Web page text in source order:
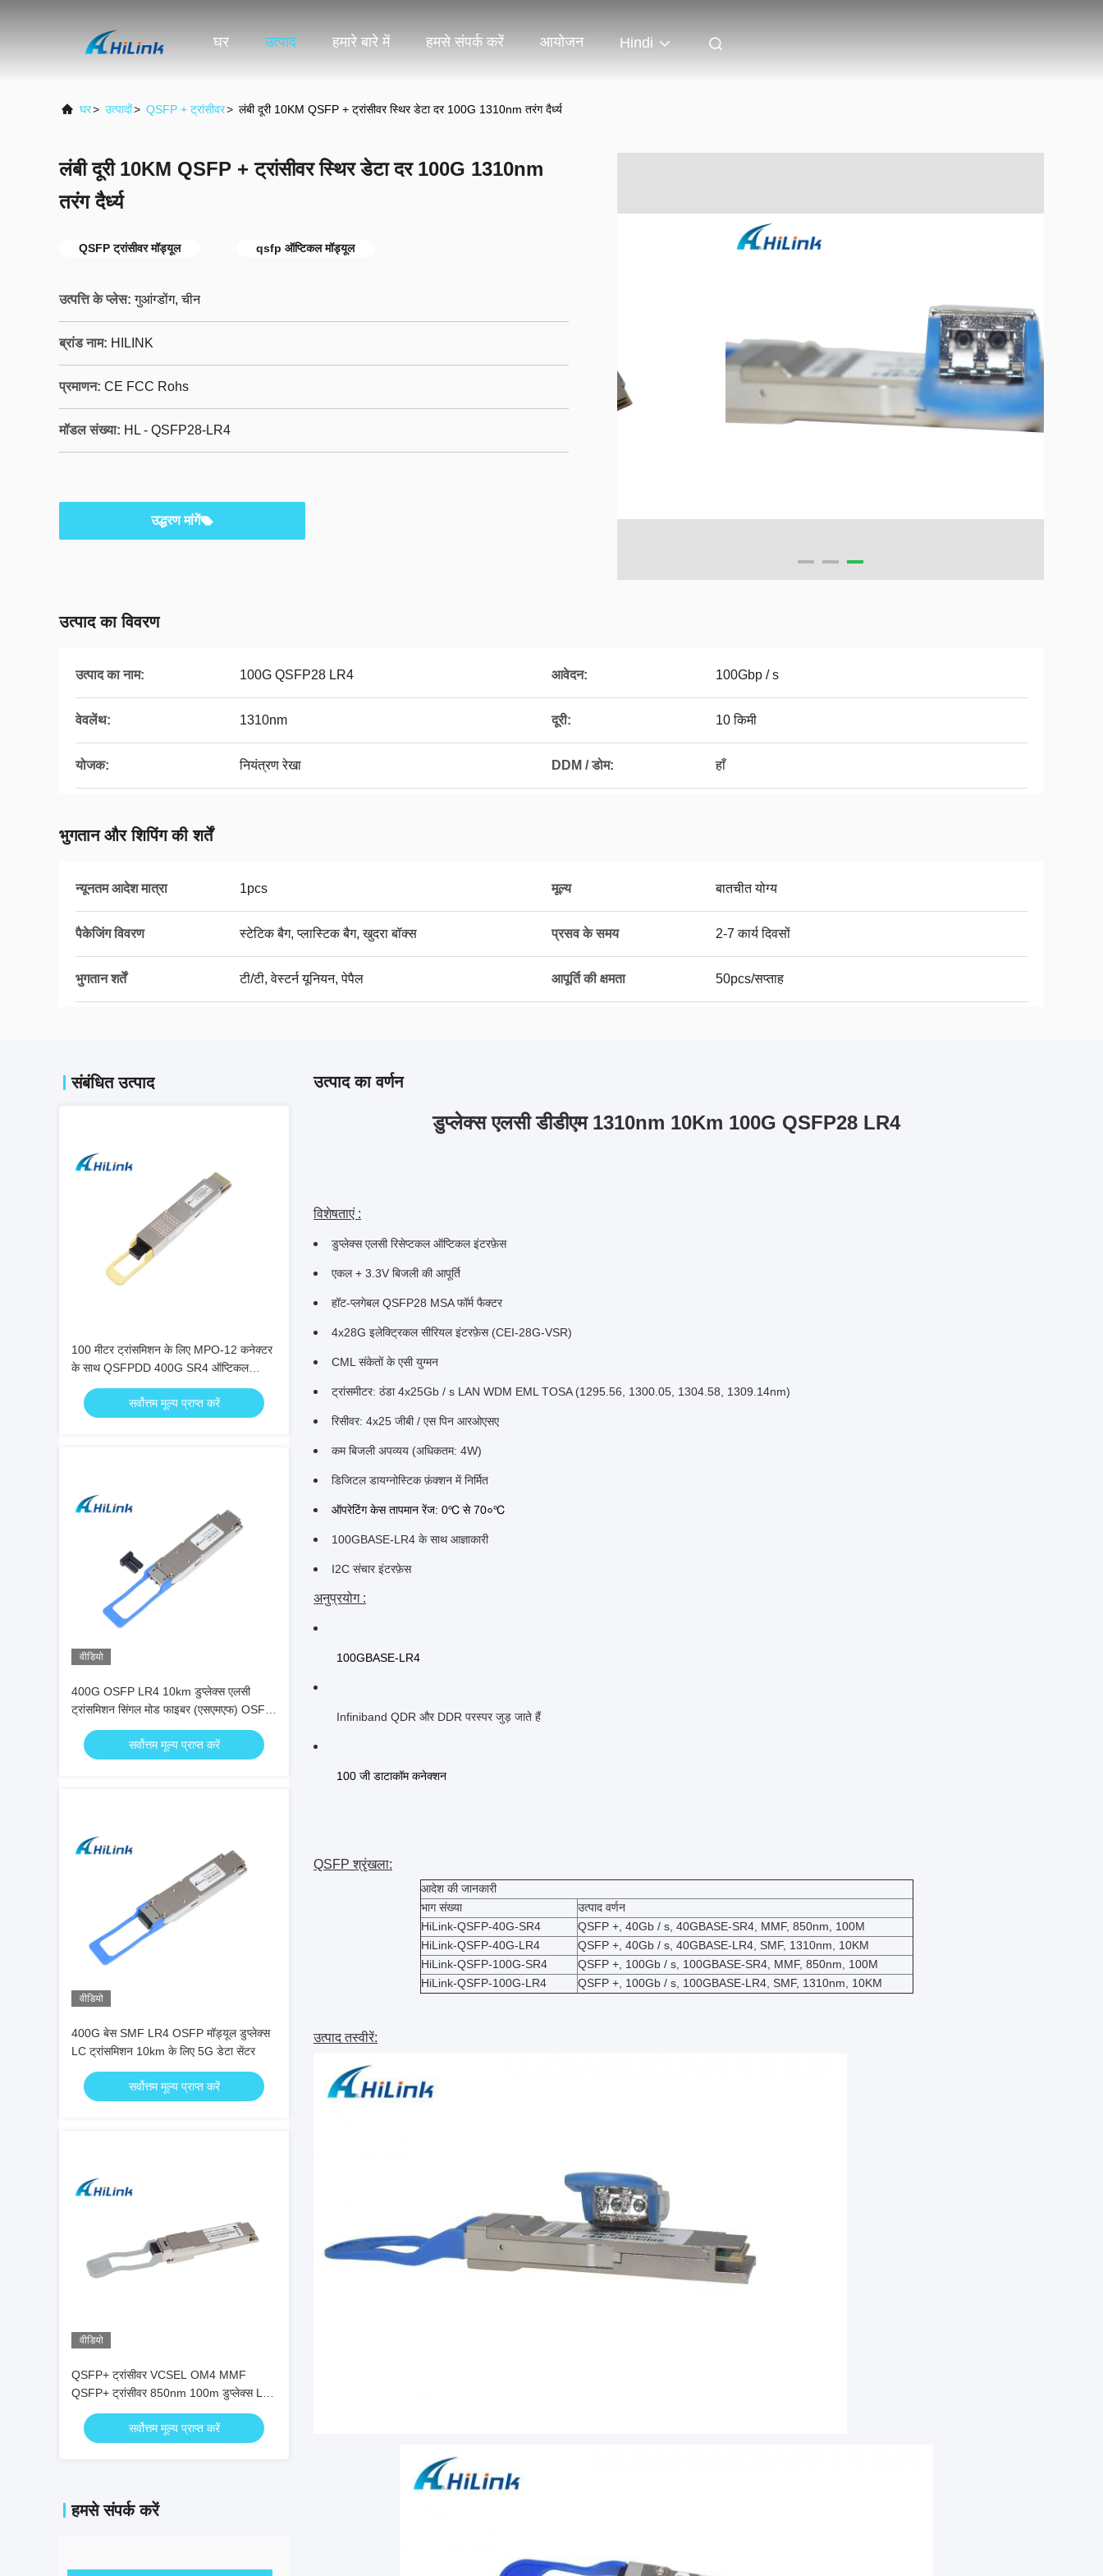
घर उत्पाद हमारे बारे में हमसे संपर्क करें आयोजन Hindi
घर> उत्पादों> QSFP + ट्रांसीवर> लंबी दूरी 10KM QSFP + ट्रांसीवर स्थिर डेटा दर 100G 1310nm तरंग दैर्ध्य
लंबी दूरी 10KM QSFP + ट्रांसीवर स्थिर डेटा दर 100G 1310nm
तरंग दैर्ध्य
QSFP ट्रांसीवर मॉड्यूल qsfp ऑप्टिकल मॉड्यूल
उत्पत्ति के प्लेस: गुआंग्डोंग, चीन
ब्रांड नाम: HILINK
प्रमाणन: CE FCC Rohs
मॉडल संख्या: HL - QSFP28-LR4
उद्धरण मांगें
उत्पाद का विवरण
उत्पाद का नाम: 100G QSFP28 LR4 आवेदन: 100Gbp / s
वेवलेंथ: 1310nm दूरी: 10 किमी
योजक: नियंत्रण रेखा DDM / डोम: हाँ
भुगतान और शिपिंग की शर्तें
न्यूनतम आदेश मात्रा 1pcs मूल्य बातचीत योग्य
पैकेजिंग विवरण स्टेटिक बैग, प्लास्टिक बैग, खुदरा बॉक्स प्रसव के समय 2-7 कार्य दिवसों
भुगतान शर्तें टी/टी, वेस्टर्न यूनियन, पेपैल आपूर्ति की क्षमता 50pcs/सप्ताह
संबंधित उत्पाद
100 मीटर ट्रांसमिशन के लिए MPO-12 कनेक्टर
के साथ QSFPDD 400G SR4 ऑप्टिकल
ट्रांसीवर
सर्वोत्तम मूल्य प्राप्त करें
वीडियो
400G OSFP LR4 10km डुप्लेक्स एलसी
ट्रांसमिशन सिंगल मोड फाइबर (एसएमएफ) OSFP
मॉड्यूल पर
सर्वोत्तम मूल्य प्राप्त करें
वीडियो
400G बेस SMF LR4 OSFP मॉड्यूल डुप्लेक्स
LC ट्रांसमिशन 10km के लिए 5G डेटा सेंटर
सर्वोत्तम मूल्य प्राप्त करें
वीडियो
QSFP+ ट्रांसीवर VCSEL OM4 MMF
QSFP+ ट्रांसीवर 850nm 100m डुप्लेक्स LC
100G Fcc
सर्वोत्तम मूल्य प्राप्त करें
हमसे संपर्क करें
उत्पाद का वर्णन
डुप्लेक्स एलसी डीडीएम 1310nm 10Km 100G QSFP28 LR4
विशेषताएं :
डुप्लेक्स एलसी रिसेप्टकल ऑप्टिकल इंटरफ़ेस
एकल + 3.3V बिजली की आपूर्ति
हॉट-प्लगेबल QSFP28 MSA फॉर्म फैक्टर
4x28G इलेक्ट्रिकल सीरियल इंटरफ़ेस (CEI-28G-VSR)
CML संकेतों के एसी युग्मन
ट्रांसमीटर: ठंडा 4x25Gb / s LAN WDM EML TOSA (1295.56, 1300.05, 1304.58, 1309.14nm)
रिसीवर: 4x25 जीबी / एस पिन आरओएसए
कम बिजली अपव्यय (अधिकतम: 4W)
डिजिटल डायग्नोस्टिक फ़ंक्शन में निर्मित
ऑपरेटिंग केस तापमान रेंज: 0℃ से 70०℃
100GBASE-LR4 के साथ आज्ञाकारी
I2C संचार इंटरफ़ेस
अनुप्रयोग :
100GBASE-LR4
Infiniband QDR और DDR परस्पर जुड़ जाते हैं
100 जी डाटाकॉम कनेक्शन
QSFP श्रृंखला:
आदेश की जानकारी
भाग संख्या
उत्पाद वर्णन
HiLink-QSFP-40G-SR4
QSFP +, 40Gb / s, 40GBASE-SR4, MMF, 850nm, 100M
HiLink-QSFP-40G-LR4
QSFP +, 40Gb / s, 40GBASE-LR4, SMF, 1310nm, 10KM
HiLink-QSFP-100G-SR4
QSFP +, 100Gb / s, 100GBASE-SR4, MMF, 850nm, 100M
HiLink-QSFP-100G-LR4
QSFP +, 100Gb / s, 100GBASE-LR4, SMF, 1310nm, 10KM
उत्पाद तस्वीरें: